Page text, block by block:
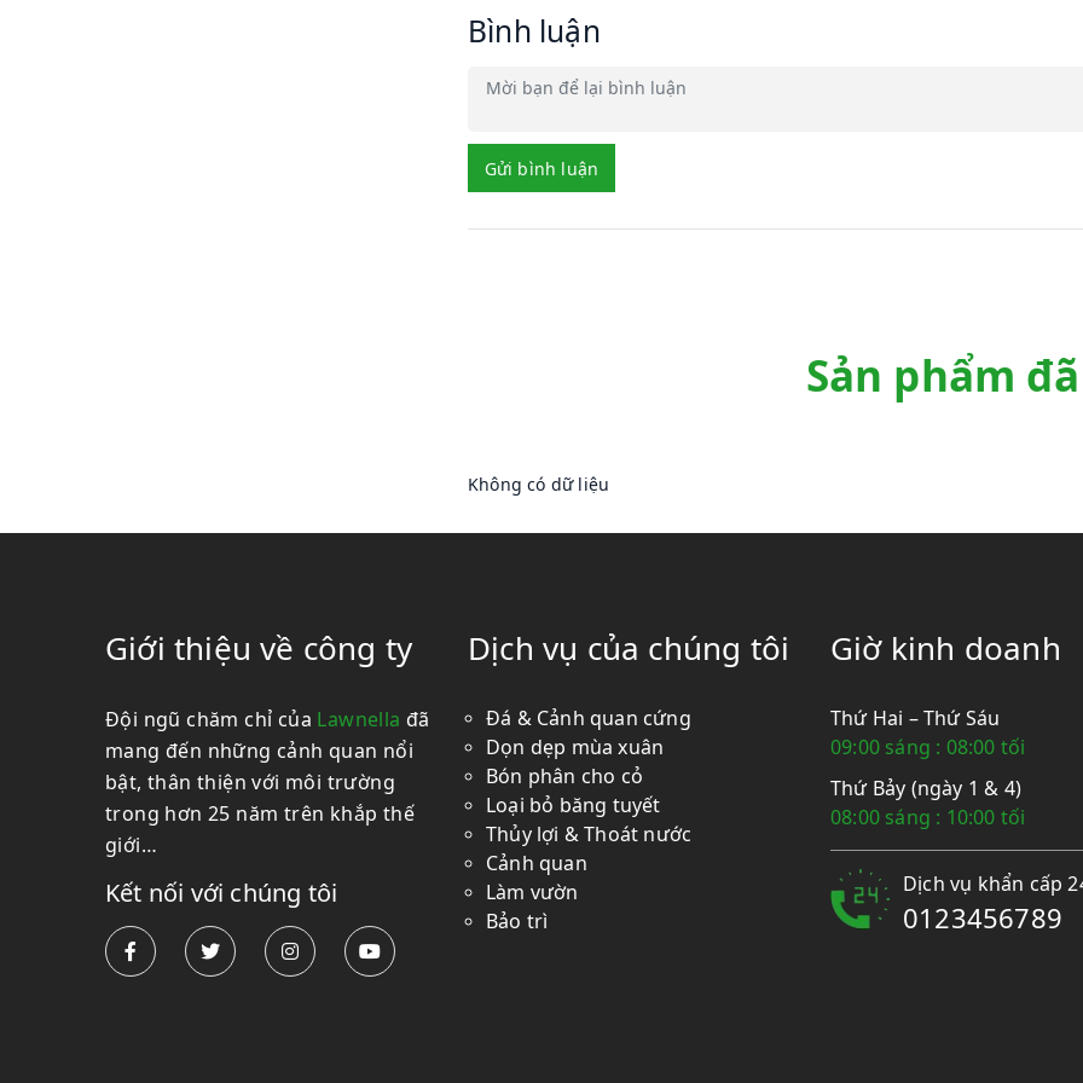
Bình luận
Gửi bình luận
Sản phẩm
Không có dữ liệu
Giới thiệu về công ty
Đội ngũ chăm chỉ của Lawnella đã
mang đến những cảnh quan nổi
bật, thân thiện với môi trường
trong hơn 25 năm trên khắp thế
giới…
Kết nối với chúng tôi
Dịch vụ của chúng tôi
Đá & Cảnh quan cứng
Dọn dẹp mùa xuân
Bón phân cho cỏ
Loại bỏ băng tuyết
Thủy lợi & Thoát nước
Cảnh quan
Làm vườn
Bảo trì
Giờ kinh doanh
Thứ Hai – Thứ Sáu
09:00 sáng : 08:00 tối
Thứ Bảy (ngày 1 & 4)
08:00 sáng : 10:00 tối
Dịch vụ khẩn cấp
0123456789